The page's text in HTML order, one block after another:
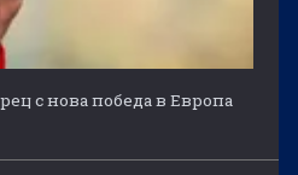
с нова победа в Европа